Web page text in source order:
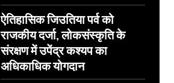
ऐतिहासिक जिउतिया पर्व को
राजकीय दर्जा, लोकसंस्कृति के
संरक्षण में उपेंद्र कश्यप का
अधिकाधिक योगदान